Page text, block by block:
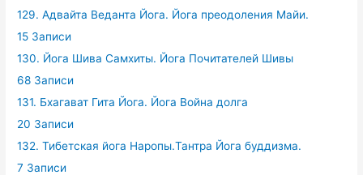
129. Адвайта Веданта Йога. Йога преодоления Майи.
15 Записи
130. Йога Шива Самхиты. Йога Почитателей Шивы
68 Записи
131. Бхагават Гита Йога. Йога Война долга
20 Записи
132. Тибетская йога Наропы.Тантра Йога буддизма.
7 Записи